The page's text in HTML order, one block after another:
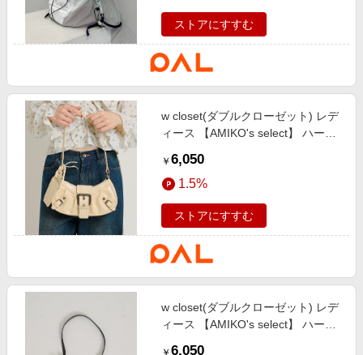
ストアにすすむ
w closet(ダブルクローゼット) レデ
ィース 【AMIKO's select】 ハート
ボリー
￥ 6,050
1.5%
ストアにすすむ
w closet(ダブルクローゼット) レデ
ィース 【AMIKO's select】 ハート
￥ 6,050